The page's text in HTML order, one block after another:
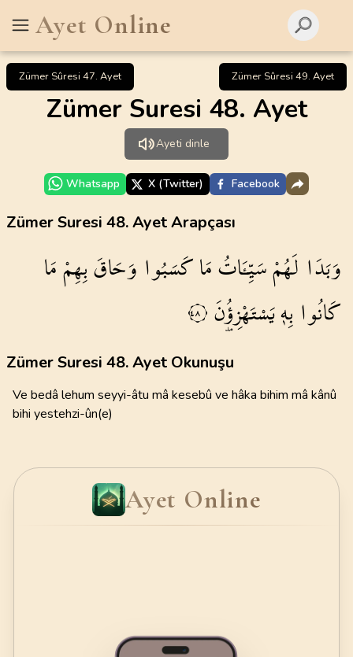
Ayet Online
Zümer Sûresi 47. Ayet Zümer Sûresi 49. Ayet
Zümer Suresi 48. Ayet
Ayeti dinle
Whatsapp X (Twitter) Facebook
Zümer Suresi 48. Ayet Arapçası
وَبَدَا لَهُمْسَيِّـَٔاتُمَاكَسَبُوا وَحَاقَبِهِمْمَا
كَانُوابِه۪يَسْتَهْزِؤُ۫نَ ٤٨
Zümer Suresi 48. Ayet Okunuşu
Ve bedâ lehum seyyi-âtu mâ kesebû ve hâka bihim mâ kânû
bihi yestehzi-ûn(e)
Ayet Online